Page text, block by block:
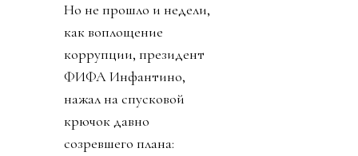
Но не прошло и недели,
как воплощение
коррупции, президент
ФИФА Инфантино,
нажал на спусковой
крючок давно
созревшего плана: